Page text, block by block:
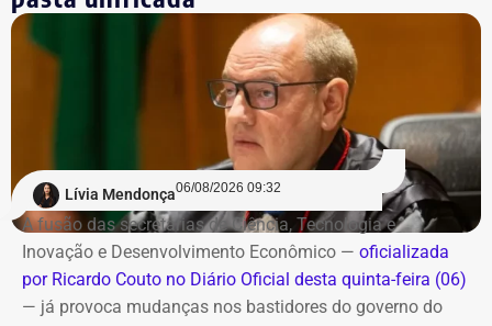
Seguindo o modelo do Bicicletário Arariboia — primeiro
bicicletário público e gratuito do Brasil — no centro da
cidade, o novo espaço funcionará em horário compatível
com a operação do catamarã. Os usuários já
cadastrados poderão utilizar a unidade de Charitas sem
necessidade de um novo cadastro.
Também haverá um aplicativo para consulta da
disponibilidade de vagas e realização de pré-cadastro.
Além da inauguração do bicicletário, a prefeitura prevê
Lívia Mendonça06/08/2026 09:32
A fusão das secretarias de Ciência, Tecnologia e
Inovação e Desenvolvimento Econômico — oficializada
por Ricardo Couto no Diário Oficial desta quinta-feira (06)
— já provoca mudanças nos bastidores do governo do